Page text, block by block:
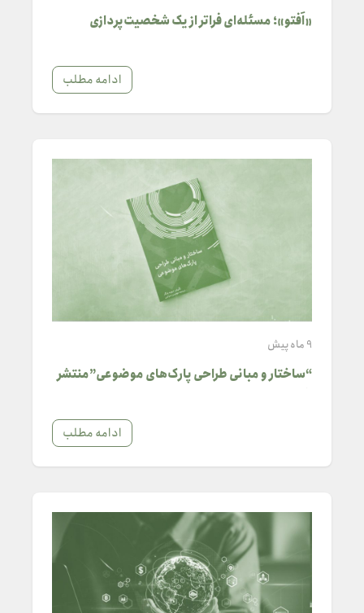
«اَفتو»؛ مسئله‌ای فراتر از یک شخصیت‌پردازی
ادامه مطلب
9 ماه پیش
“ساختار و مبانی طراحی پارک‌های موضوعی”منتشر
ادامه مطلب